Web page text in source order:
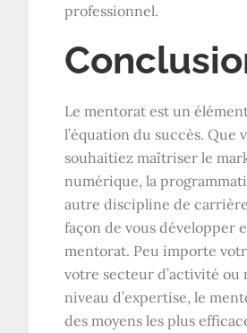
professionnel.
Le mentorat est un
l’équation du succès. Que
souhaitiez maîtriser le
numérique, la
autre discipline de
façon de vous développer
mentorat. Peu importe
votre secteur d’activité ou
niveau d’expertise, le
des moyens les plus